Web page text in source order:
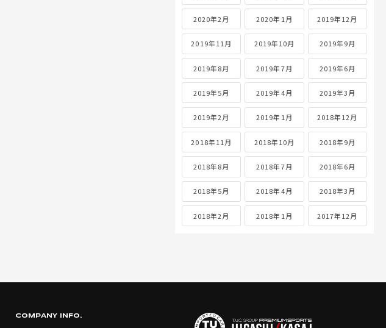
2020年2月 2020年1月 2019年12月
2019年11月 2019年10月 2019年9月
2019年8月 2019年7月 2019年6月
2019年5月 2019年4月 2019年3月
2019年2月 2019年1月 2018年12月
2018年11月 2018年10月 2018年9月
2018年8月 2018年7月 2018年6月
2018年5月 2018年4月 2018年3月
2018年2月 2018年1月 2017年12月
COMPANY INFO.